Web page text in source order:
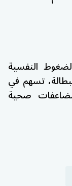
النفسية
تسهم في
صحية